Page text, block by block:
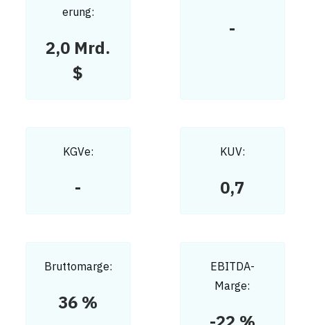
erung:
2,0 Mrd.
$
-
KGVe:
-
KUV:
0,7
Bruttomarge:
36 %
EBITDA-
Marge: